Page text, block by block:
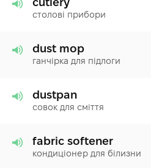
столові прибори
dust mop
ганчірка для підлоги
dustpan
совок для сміття
fabric softener
кондиціонер для білизни